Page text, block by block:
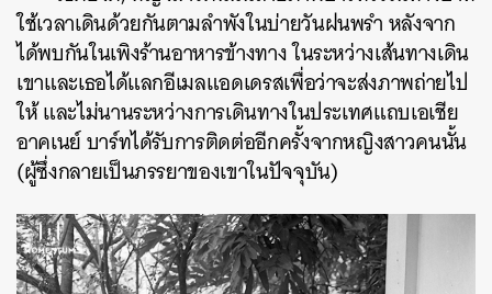
ใช้เวลาเดินด้วยกันตามลำพังในบ่ายวันฝนพรำ หลังจาก
ได้พบกันในเพิงร้านอาหารข้างทาง ในระหว่างเส้นทางเดิน
เขาและเธอได้แลกอีเมลแอดเดรสเพื่อว่าจะส่งภาพถ่ายไป
ให้ และไม่นานระหว่างการเดินทางในประเทศแถบเอเชีย
อาคเนย์ บาร์ทได้รับการติดต่ออีกครั้งจากหญิงสาวคนนั้น
(ผู้ซึ่งกลายเป็นภรรยาของเขาในปัจจุบัน)